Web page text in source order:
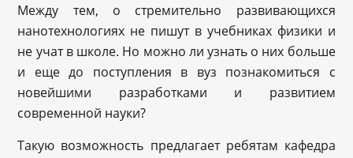
Между тем, о стремительно развивающихся
нанотехнологиях не пишут в учебниках физики и
не учат в школе. Но можно ли узнать о них больше
и еще до поступления в вуз познакомиться с
новейшими разработками и развитием
современной науки?
Такую возможность предлагает ребятам кафедра